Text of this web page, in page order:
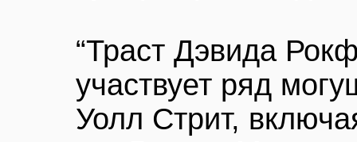
“Траст Дэвида
участвует ряд
Уолл Стрит,